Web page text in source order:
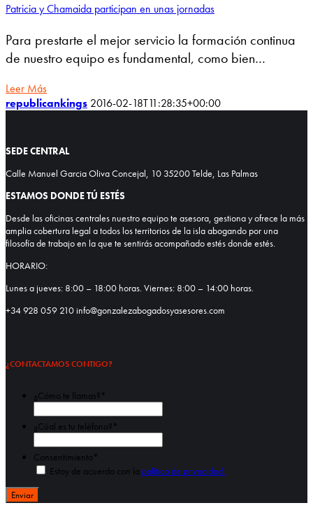
Patricia y Chamaida participan en unas jornadas
Para prestarte el mejor servicio la formación continua
de nuestro equipo es fundamental, como bien…
Leer Más
republicankings 2016-02-18T11:28:35+00:00
SEDE CENTRAL
Calle Manuel Garcia Oliva Concejal, 10 35200 Telde, Las Palmas
ESTAMOS DONDE TÚ ESTÉS
Desde las oficinas centrales nuestro equipo te asesora, gestiona y ofrece la más
amplia cobertura legal a todos los territorios de la isla abogando por una
filosofía de trabajo en la que te sentirás acompañado estés donde estés.
HORARIO:
Lunes a jueves: 8:00 – 18:00 horas. Viernes: 8:00 – 14:00 horas.
+34 928 059 210 info@gonzalezabogadosyasesores.com
¿CONTACTAMOS CONTIGO?
¿Cómo te llamas? *
¿Cúal es tu teléfono? *
Consentimiento *
Estoy de acuerdo con la política de privacidad.